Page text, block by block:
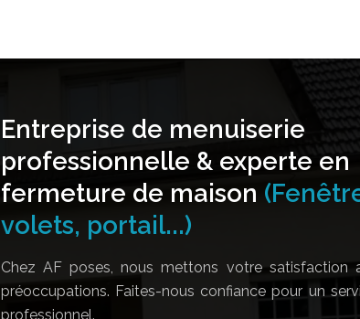
Entreprise de menuiserie
professionnelle & experte en
fermeture de maison
volets, portail...)
Chez AF poses, nous mettons votre
préoccupations. Faites-nous confiance pour un
professionnel.